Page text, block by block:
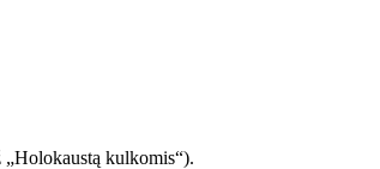
„Holokaustą kulkomis“).